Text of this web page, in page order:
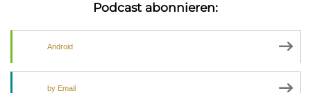
Podcast abonnieren:
Android
by Email